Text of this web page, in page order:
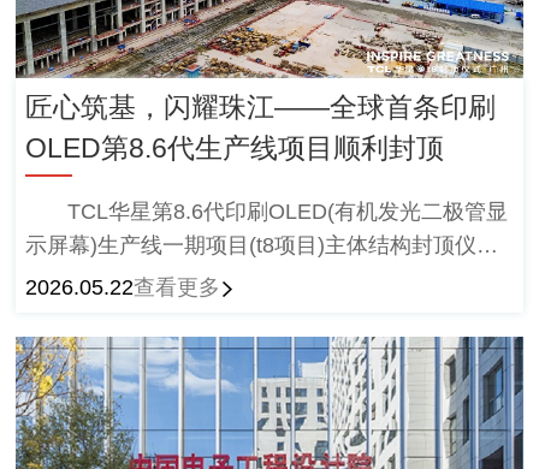
匠心筑基，闪耀珠江——全球首条印刷
OLED第8.6代生产线项目顺利封顶
TCL华星第8.6代印刷OLED(有机发光二极管‌显
示屏幕)生产线一期项目(t8项目)主体结构封顶仪式
圆满举行，技术引领。
2026.05.22查看更多